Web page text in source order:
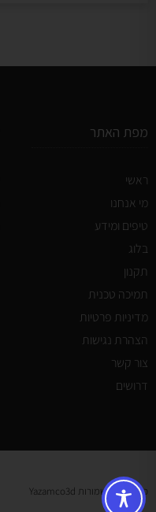
מפת האתר
ראשי
מי אנחנו
טיפים ומידע
בלוג
תקנון
תמיכה טכנית
מדיניות פרטיות
הצהרת נגישות
צור קשר
דרושים
כל הזכויות שמורות Yazamco3d